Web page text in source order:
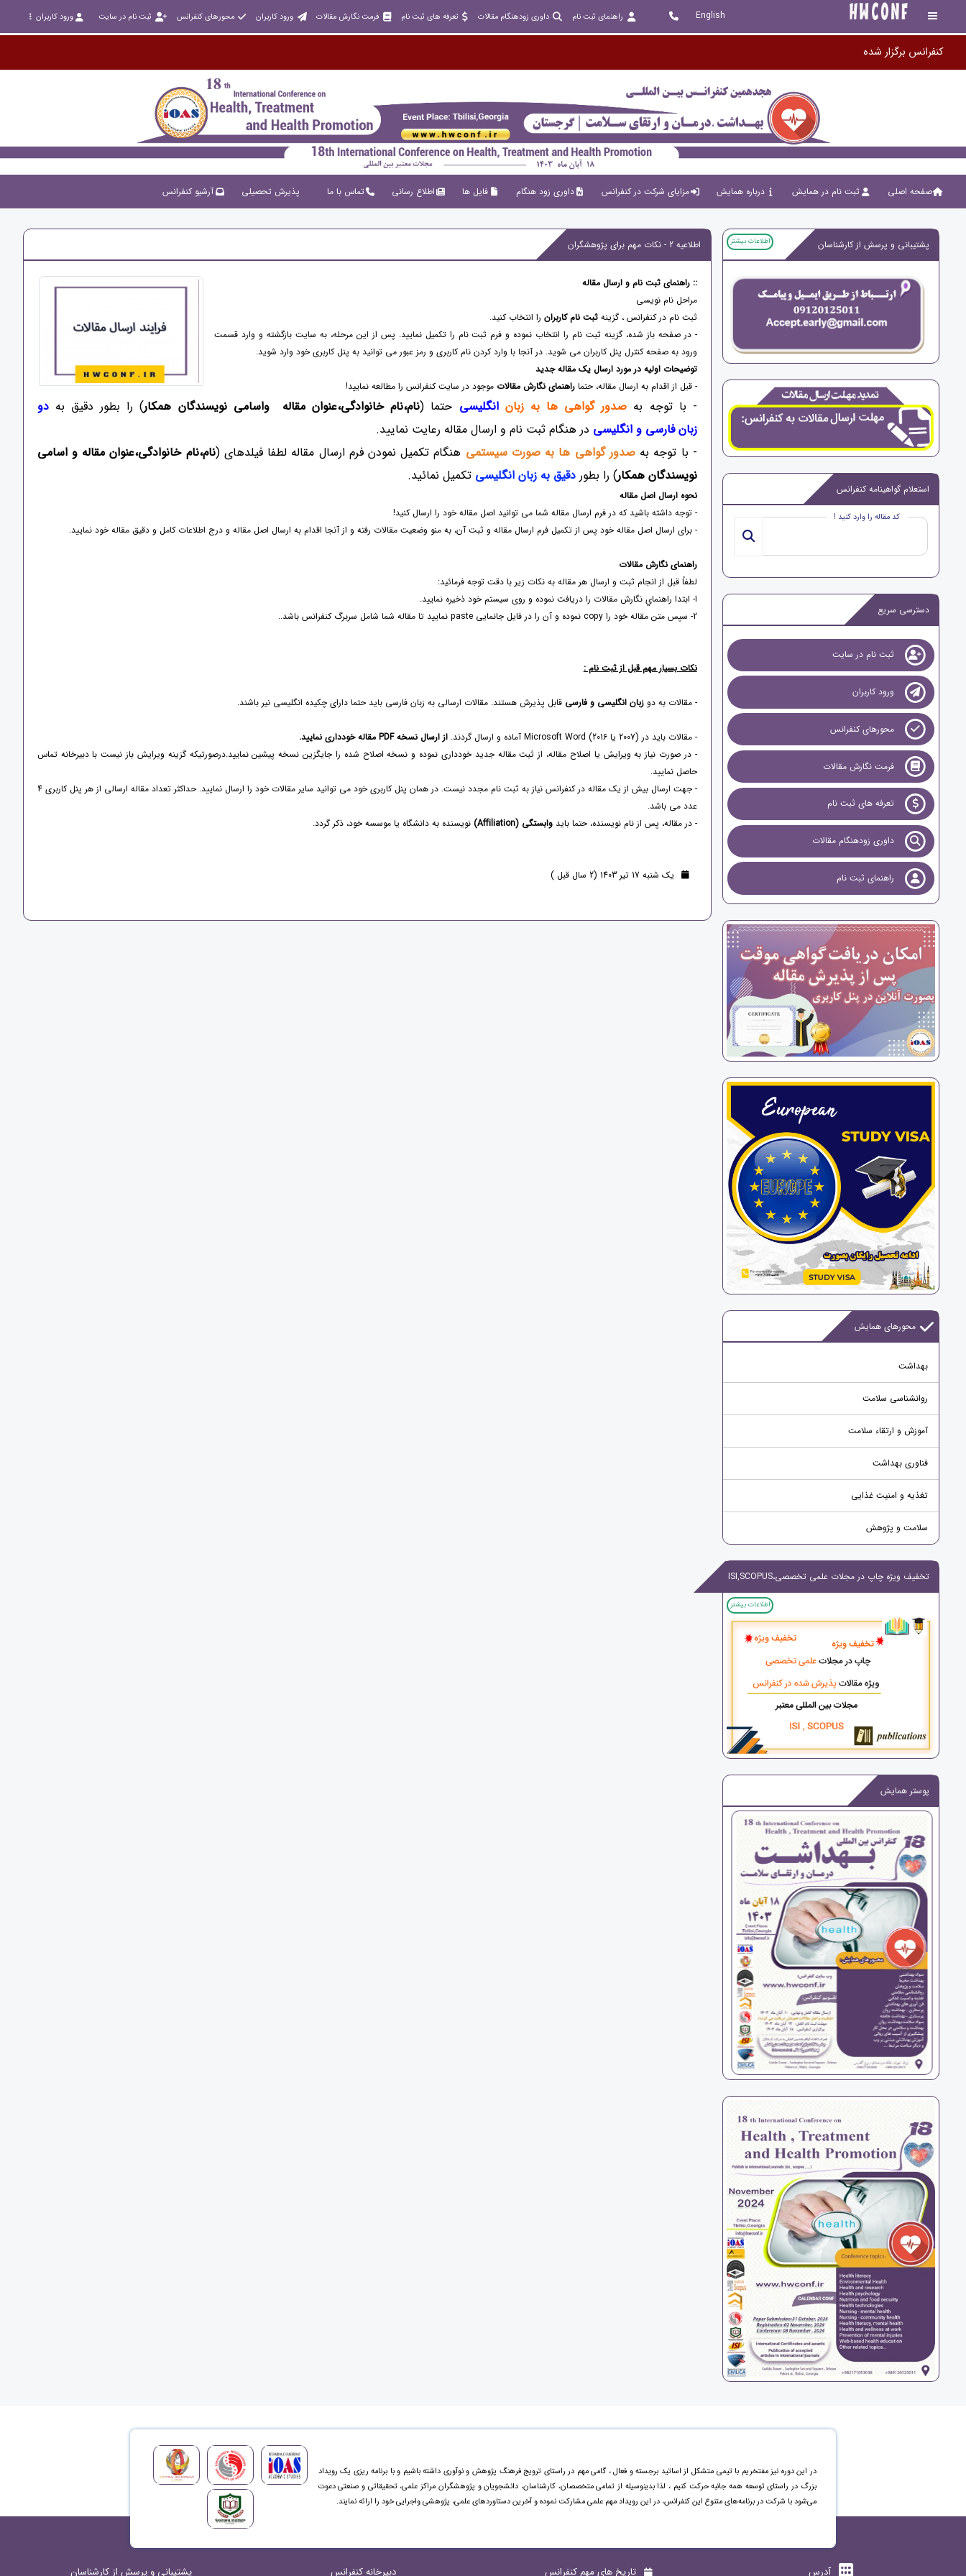
English راهنمای ثبت نام داوری زودهنگام مقالات تعرفه های ثبت نام فرمت نگارش مقالات ورود کاربران محورهای کنفرانس ثبت نام در سایت ورود کاربران
صفحه اصلی ثبت نام در همایش درباره همایش مزایای شرکت در کنفرانس داوری زود هنگام فایل ها اطلاع رسانی تماس با ما پذیرش تحصیلی آرشیو کنفرانس
پشتیبانی و پرسش از کارشناسان اطلاعات بیشتر
استعلام گواهینامه کنفرانس
کد مقاله را وارد کنید !
دسترسی سریع
ثبت نام در سایت
ورود کاربران
محورهای کنفرانس
فرمت نگارش مقالات
تعرفه های ثبت نام
داوری زودهنگام مقالات
راهنمای ثبت نام
محورهای همایش
بهداشت
روانشناسی سلامت
آموزش و ارتقاء سلامت
فناوری بهداشت
تغذیه و امنیت غذایی
سلامت و پژوهش
تخفیف ویژه چاپ در مجلات علمی تخصصی،ISI,SCOPUS
اطلاعات بیشتر
پوستر همایش
اطلاعیه 2 - نکات مهم برای پژوهشگران
:: راهنمای ثبت نام و ارسال مقاله
مراحل نام نویسی
ثبت نام در کنفرانس ، گزینهثبت نام کاربران را انتخاب کنید.
- در صفحه باز شده، گزینه ثبت نام را انتخاب نموده و فرم ثبت نام را تکمیل نمایید. پس از این مرحله، به سایت بازگشته و وارد قسمت
ورود به صفحه کنترل پنل کاربران می شوید. در آنجا با وارد کردن نام کاربری و رمز عبور می توانید به پنل کاربری خود وارد شوید.
توضیحات اولیه در مورد ارسال یک مقاله جدید
- قبل از اقدام به ارسال مقاله، حتماراهنمای نگارش مقالات موجود در سایت کنفرانس را مطالعه نمایید!
- با توجه به صدور گواهی ها به زبان انگلیسی حتما (نام،نام خانوادگی،عنوان مقاله واسامی نویسندگان همکار) را بطور دقیق به دو
زبان فارسی و انگلیسی در هنگام ثبت نام و ارسال مقاله رعایت نمایید.
- با توجه بهصدور گواهی ها به صورت سیستمی هنگام تکمیل نمودن فرم ارسال مقاله لطفا فیلدهای (نام،نام خانوادگی،عنوان مقاله و اسامی
نویسندگان همکار) را بطوردقیق به زبان انگلیسی تکمیل نمائید.
نحوه ارسال اصل مقاله
- توجه داشته باشید که در فرم ارسال مقاله شما می توانید اصل مقاله خود را ارسال کنید!
- برای ارسال اصل مقاله خود پس از تکمیل فرم ارسال مقاله و ثبت آن، به منو وضعیت مقالات رفته و از آنجا اقدام به ارسال اصل مقاله و درج اطلاعات کامل و دقیق مقاله خود نمایید.
راهنمای نگارش مقالات
لطفاً قبل از انجام ثبت و ارسال هر مقاله به نکات زیر با دقت توجه فرمائید:
ا- ابتدا راهنماي نگارش مقالات را دریافت نموده و روی سیستم خود ذخیره نمایید.
2- سپس متن مقاله خود را copy نموده و آن را در فایل جانمایی paste نمایید تا مقاله شما شامل سربرگ کنفرانس باشد..
نکات بسیار مهم قبل از ثبت نام :
- مقالات به دوزبان انگلیسی و فارسی قابل پذیرش هستند. مقالات ارسالی به زبان فارسی باید حتما دارای چکیده انگلیسی نیر باشند.
- مقالات باید در (2007 یا 2016) Microsoft Word آماده و ارسال گردند.
از ارسال نسخه PDF مقاله خودداری نمایید.
- در صورت نیاز به ویرایش یا اصلاح مقاله، از ثبت مقاله جدید خودداری نموده و نسخه اصلاح شده را جایگزین نسخه پیشین نمایید.درصورتیکه گزینه ویرایش باز نیست با دبیرخانه تماس
حاصل نمایید.
- جهت ارسال بیش از یک مقاله در کنفرانس نیاز به ثبت نام مجدد نیست. در همان پنل کاربری خود می توانید سایر مقالات خود را ارسال نمایید. حداکثر تعداد مقاله ارسالی از هر پنل کاربری 4
عدد می باشد.
- در مقاله، پس از نام نویسنده، حتما بایدوابستگی (Affiliation) نویسنده به دانشگاه یا موسسه خود، ذکر گردد.
یک شنبه 17 تیر 1403 (2 سال قبل )
در این دوره نیز مفتخریم با تیمی متشکل از اساتید برجسته و فعال ، گامی مهم در راستای ترویج فرهنگ پژوهش و نوآوری داشته باشیم و با برنامه ریزی یک رویداد
بزرگ در راستای توسعه همه جانبه حرکت کنیم ، لذا بدینوسیله از تمامی متخصصان، کارشناسان، دانشجویان و پژوهشگران مراکز علمی، تحقیقاتی و صنعتی دعوت
می‌شود با شرکت در برنامه‌های متنوع این کنفرانس، در این رویداد مهم علمی مشارکت نموده و آخرین دستاورد‌های علمی، پژوهشی واجرایی خود را ارائه نمایند.
آدرس تاریخ های مهم کنفرانس دبیرخانه کنفرانس پشتیبانی و پرسش از کارشناسان